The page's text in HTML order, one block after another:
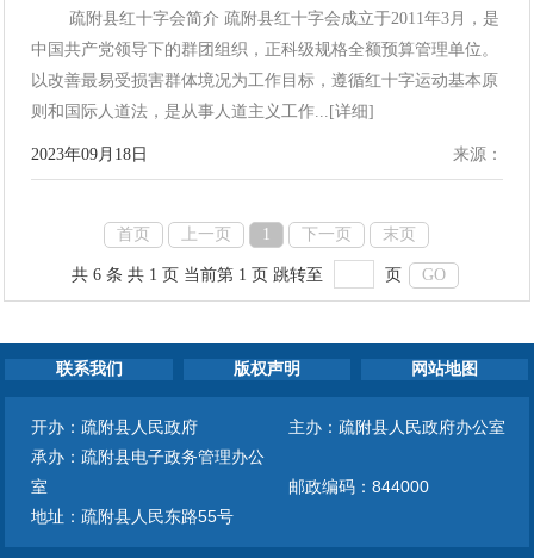
疏附县红十字会简介 疏附县红十字会成立于2011年3月，是
中国共产党领导下的群团组织，正科级规格全额预算管理单位。
以改善最易受损害群体境况为工作目标，遵循红十字运动基本原
则和国际人道法，是从事人道主义工作...[详细]
2023年09月18日 来源：
首页 上一页 1 下一页 末页
共 6 条 共 1 页 当前第 1 页 跳转至 页 GO
联系我们 版权声明 网站地图
开办：疏附县人民政府
承办：疏附县电子政务管理办公
室
地址：疏附县人民东路55号
主办：疏附县人民政府办公室
邮政编码：844000